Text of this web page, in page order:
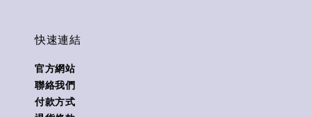
快速連結
官方網站
聯絡我們
付款方式